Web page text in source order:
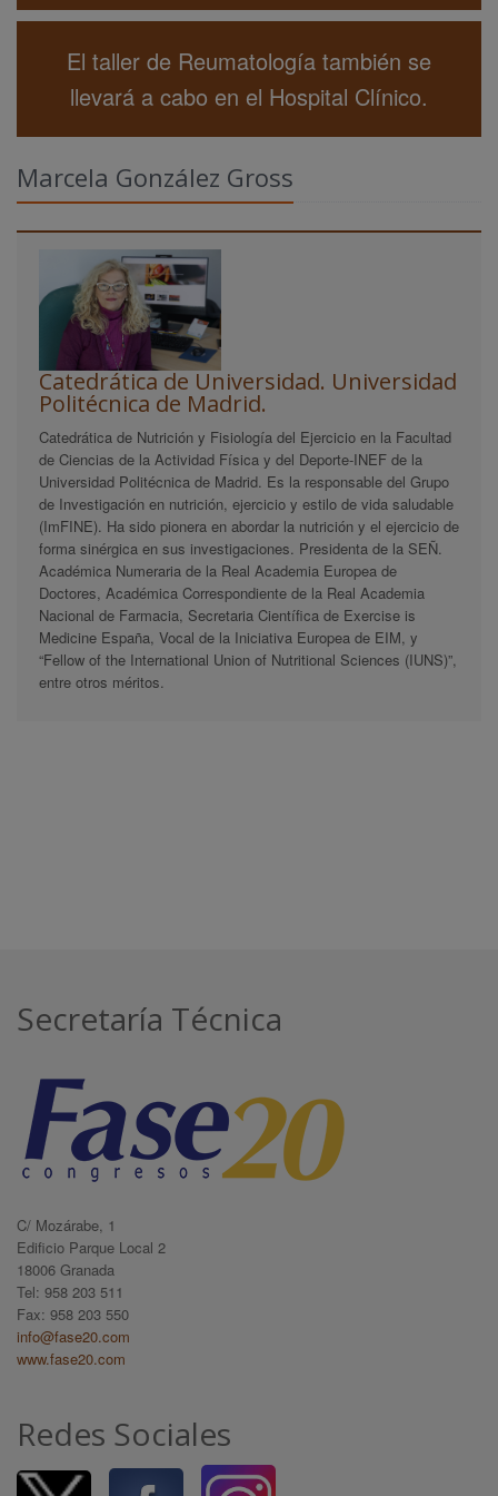
El taller de Reumatología también se
llevará a cabo en el Hospital Clínico.
Marcela González Gross
Catedrática de Universidad. Universidad
Politécnica de Madrid.
Catedrática de Nutrición y Fisiología del Ejercicio en la Facultad
de Ciencias de la Actividad Física y del Deporte-INEF de la
Universidad Politécnica de Madrid. Es la responsable del Grupo
de Investigación en nutrición, ejercicio y estilo de vida saludable
(ImFINE). Ha sido pionera en abordar la nutrición y el ejercicio de
forma sinérgica en sus investigaciones. Presidenta de la SEÑ.
Académica Numeraria de la Real Academia Europea de
Doctores, Académica Correspondiente de la Real Academia
Nacional de Farmacia, Secretaria Científica de Exercise is
Medicine España, Vocal de la Iniciativa Europea de EIM, y
“Fellow of the International Union of Nutritional Sciences (IUNS)”,
entre otros méritos.
Secretaría Técnica
C/ Mozárabe, 1
Edificio Parque Local 2
18006 Granada
Tel: 958 203 511
Fax: 958 203 550
info@fase20.com
www.fase20.com
Redes Sociales